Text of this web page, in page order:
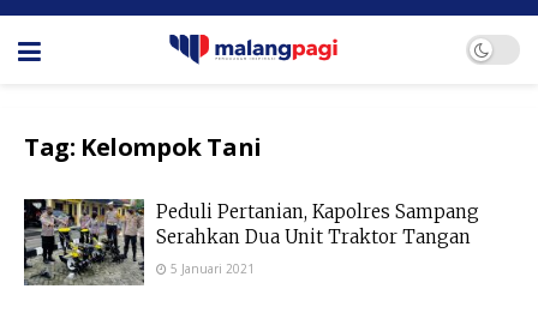
Tag: Kelompok Tani
Peduli Pertanian, Kapolres Sampang
Serahkan Dua Unit Traktor Tangan
5 Januari 2021